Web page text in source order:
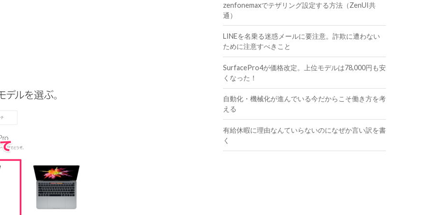
zenfonemaxでテザリング設定する方法（ZenUI共
通）
LINEを名乗る迷惑メールに要注意。詐欺に遭わない
ために注意すべきこと
SurfacePro4が価格改定。上位モデルは78,000円も安
くなった！
自動化・機械化が進んでいる今だからこそ働き方を考
える
有給休暇に理由なんていらないのになぜか言い訳を書
く